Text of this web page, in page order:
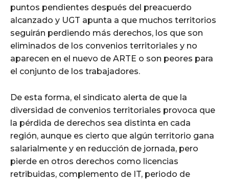
puntos pendientes después del preacuerdo
alcanzado y UGT apunta a que muchos territorios
seguirán perdiendo más derechos, los que son
eliminados de los convenios territoriales y no
aparecen en el nuevo de ARTE o son peores para
el conjunto de los trabajadores.
De esta forma, el sindicato alerta de que la
diversidad de convenios territoriales provoca que
la pérdida de derechos sea distinta en cada
región, aunque es cierto que algún territorio gana
salarialmente y en reducción de jornada, pero
pierde en otros derechos como licencias
retribuidas, complemento de IT, periodo de